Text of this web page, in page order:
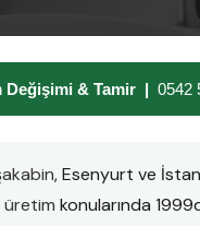
Değişimi & Tamir | 0542
, Esenyurt ve
üretim konularında